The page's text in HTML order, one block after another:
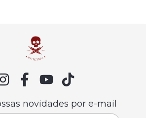
novidades por e-mail